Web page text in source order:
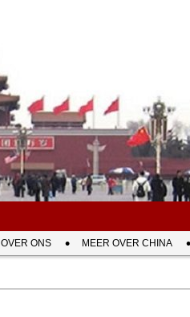
OVER ONS MEER OVER CHINA